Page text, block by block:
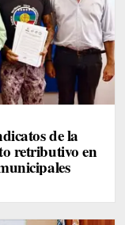
de la
retributivo en